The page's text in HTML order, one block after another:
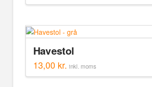
Havestol
13,00 kr. inkl. moms